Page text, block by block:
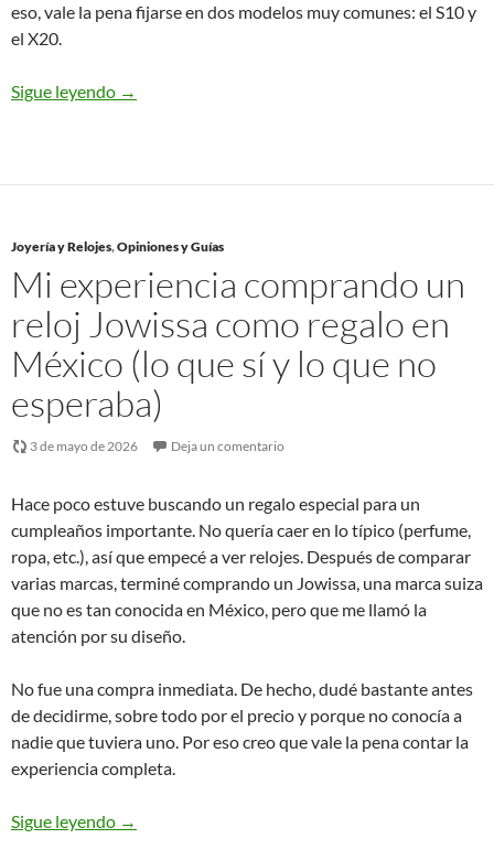
eso, vale la pena fijarse en dos modelos muy comunes: el S10 y
el X20.
Sigue leyendo →
Joyería y Relojes,Opiniones y Guías
Mi experiencia comprando un
reloj Jowissa como regalo en
México (lo que sí y lo que no
esperaba)
3 de mayo de 2026 Deja un comentario
Hace poco estuve buscando un regalo especial para un
cumpleaños importante. No quería caer en lo típico (perfume,
ropa, etc.), así que empecé a ver relojes. Después de comparar
varias marcas, terminé comprando un Jowissa, una marca suiza
que no es tan conocida en México, pero que me llamó la
atención por su diseño.
No fue una compra inmediata. De hecho, dudé bastante antes
de decidirme, sobre todo por el precio y porque no conocía a
nadie que tuviera uno. Por eso creo que vale la pena contar la
experiencia completa.
Sigue leyendo →